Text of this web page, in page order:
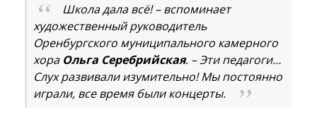
Школа дала всё! – вспоминает
художественный руководитель
Оренбургского муниципального камерного
хора Ольга Серебрийская. – Эти педагоги…
Слух развивали изумительно! Мы постоянно
играли, все время были концерты.